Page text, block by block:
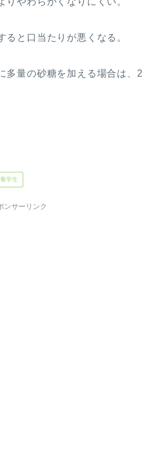
ると口当たりが悪くなる。
多量の砂糖を加える場合は、2
学生
ンサーリンク